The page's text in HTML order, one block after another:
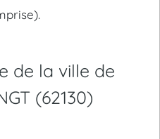
de la ville de
(62130)